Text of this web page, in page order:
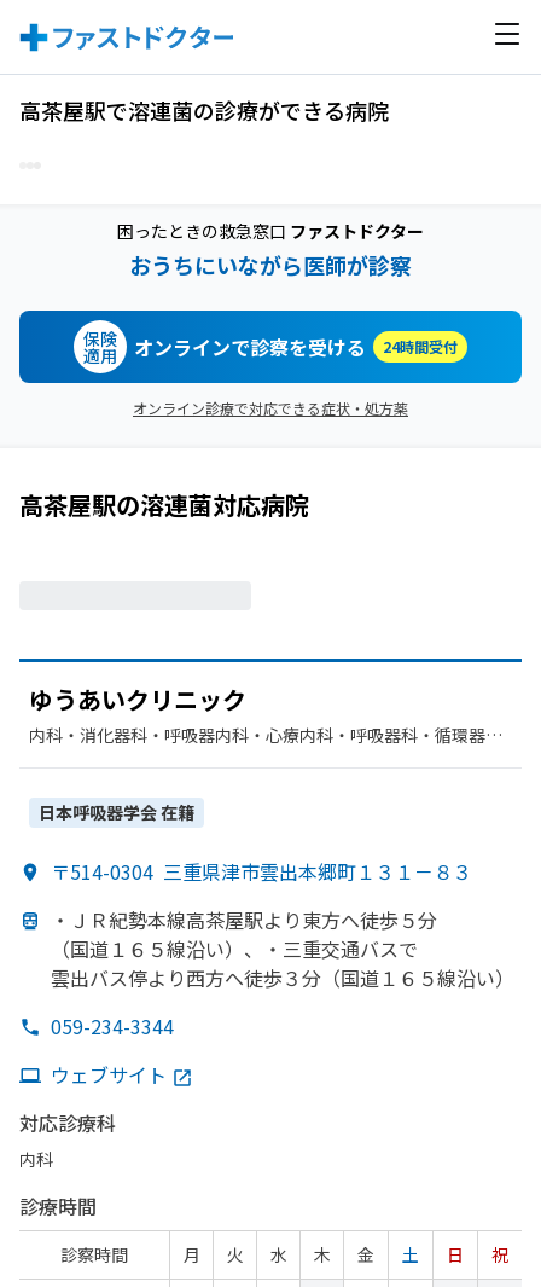
高茶屋駅で溶連菌の診療ができる病院
困ったときの救急窓口 ファストドクター
おうちにいながら医師が診察
保険
適用 オンラインで診察を受ける 24時間受付
オンライン診療で対応できる症状・処方薬
高茶屋駅の溶連菌対応病院
ゆうあいクリニック
内科・​消化器科・​呼吸器内科・​心療内科・​呼吸器科・​循環器
日本呼吸器学会在籍
〒514-0304 三重県津市雲出本郷町１３１－８３
・ＪＲ紀勢本線高茶屋駅より東方へ徒歩５分
（国道１６５線沿い）、
・三重交通バスで
雲出バス停より西方へ徒歩３分 （国道１６５線沿い）
059-234-3344
ウェブサイト
対応診療科
内科
診療時間
診察時間 月 火 水 木 金 土 日
祝